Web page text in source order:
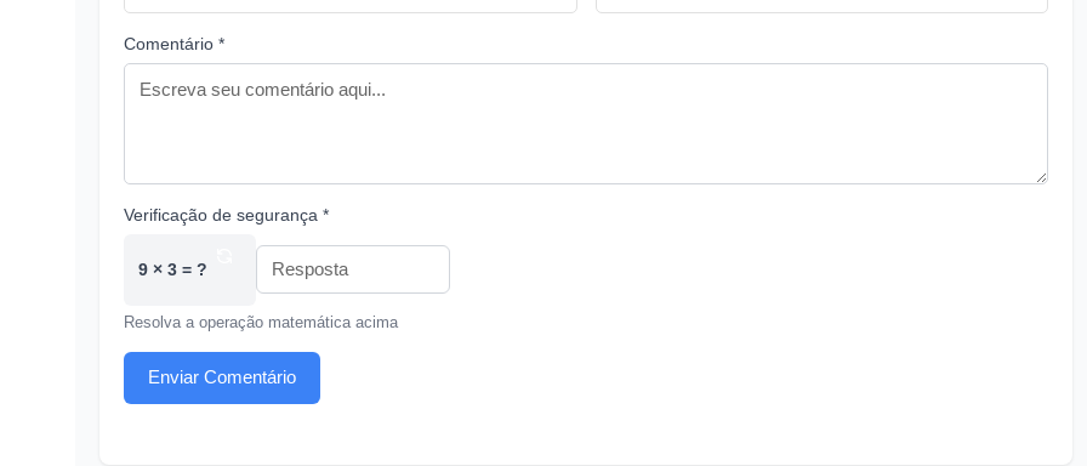
Comentário *
Verificação de segurança *
9 × 3 = ?
Resolva a operação matemática acima
Enviar Comentário